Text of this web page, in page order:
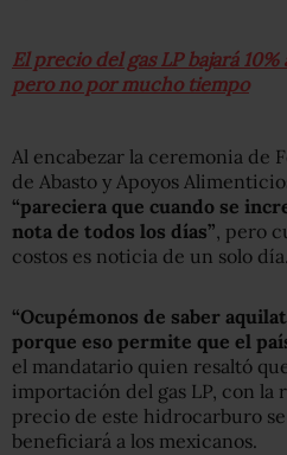
El precio del gas LP bajará
pero no por mucho tiempo
Al encabezar la ceremonia de
de Abasto y Apoyos
“pareciera que cuando se
nota de todos los días”, pero
costos es noticia de un solo día.
“Ocupémonos de saber
porque eso permite que el
el mandatario quien resaltó
importación del gas LP, con la
precio de este hidrocarburo
beneficiará a los mexicanos.